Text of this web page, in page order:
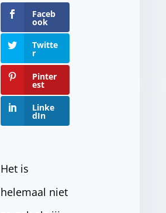
Faceb
ook
Twitte
r
Pinter
est
Linke
dIn
Het is
helemaal niet